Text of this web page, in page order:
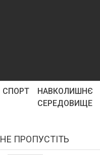
СПОРТ
НАВКОЛИШНЄ
СЕРЕДОВИЩЕ
НЕ ПРОПУСТІТЬ